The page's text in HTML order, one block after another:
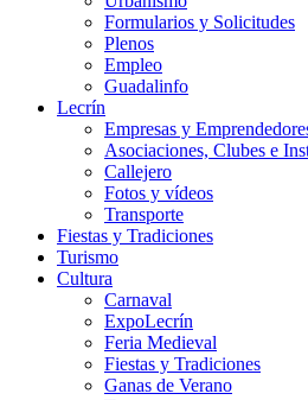
Formularios y Solicitudes
Plenos
Empleo
Guadalinfo
Lecrín
Empresas y
Asociaciones, Clubes e
Callejero
Fotos y vídeos
Transporte
Fiestas y Tradiciones
Turismo
Cultura
Carnaval
ExpoLecrín
Feria Medieval
Fiestas y Tradiciones
Ganas de Verano